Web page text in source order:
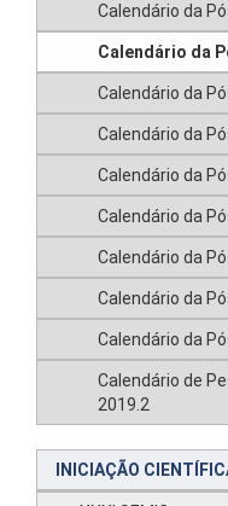
Calendário da
Calendário da
Calendário da
Calendário da
Calendário da
Calendário da
Calendário da
Calendário da
Calendário da
Calendário de
2019.2
INICIAÇÃO